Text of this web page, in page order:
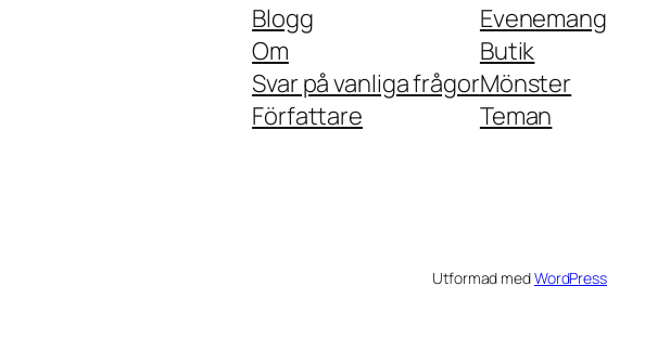
Blogg
Om
Svar på vanliga frågor
Författare
Evenemang
Butik
Mönster
Teman
Utformad medWordPress